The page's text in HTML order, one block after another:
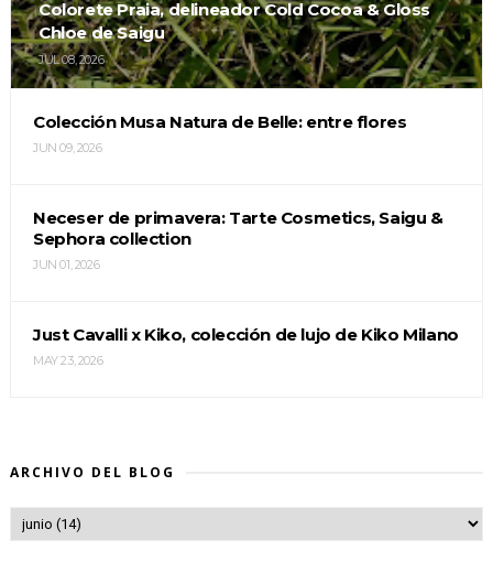
Colorete Praia, delineador Cold Cocoa & Gloss
Chloe de Saigu
JUL 08, 2026
Colección Musa Natura de Belle: entre flores
JUN 09, 2026
Neceser de primavera: Tarte Cosmetics, Saigu &
Sephora collection
JUN 01, 2026
Just Cavalli x Kiko, colección de lujo de Kiko Milano
MAY 23, 2026
ARCHIVO DEL BLOG